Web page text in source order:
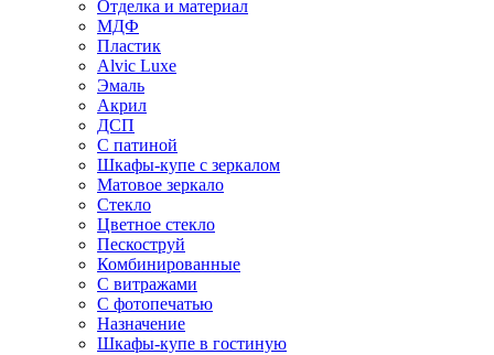
Отделка и материал
МДФ
Пластик
Alvic Luxe
Эмаль
Акрил
ДСП
С патиной
Шкафы-купе с зеркалом
Матовое зеркало
Стекло
Цветное стекло
Пескоструй
Комбинированные
С витражами
С фотопечатью
Назначение
Шкафы-купе в гостиную